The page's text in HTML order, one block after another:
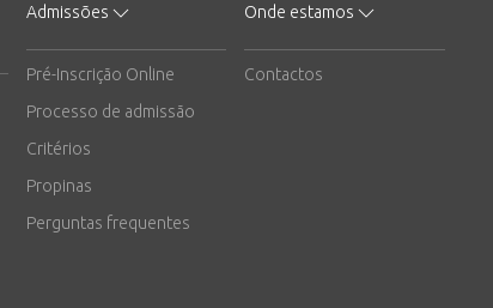
Admissões
Pré-Inscrição Online
Processo de admissão
Critérios
Propinas
Perguntas frequentes
Onde estamos
Contactos